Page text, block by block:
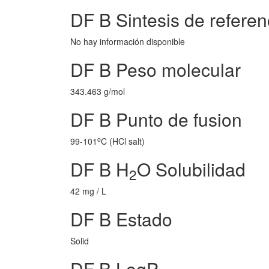
DF B Sintesis de
No hay información disponible
DF B Peso molecular
343.463 g/mol
DF B Punto de fusion
99-101 oC (HCl salt)
DF B H2O Solubilidad
42 mg / L
DF B Estado
Solid